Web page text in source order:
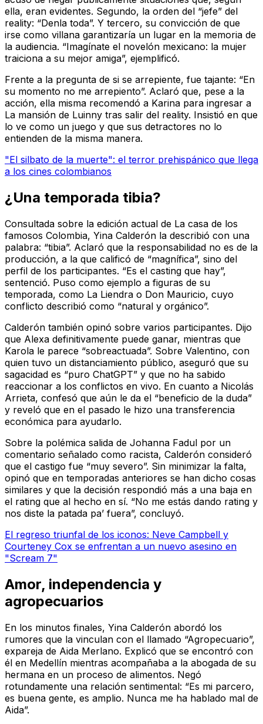
ella, eran evidentes. Segundo, la orden del “jefe” del
reality: “Denla toda”. Y tercero, su convicción de que
irse como villana garantizaría un lugar en la memoria de
la audiencia. “Imagínate el novelón mexicano: la mujer
traiciona a su mejor amiga”, ejemplificó.
Frente a la pregunta de si se arrepiente, fue tajante: “En
su momento no me arrepiento”. Aclaró que, pese a la
acción, ella misma recomendó a Karina para ingresar a
La mansión de Luinny tras salir del reality. Insistió en que
lo ve como un juego y que sus detractores no lo
entienden de la misma manera.
"El silbato de la muerte": el terror prehispánico que llega
a los cines colombianos
¿Una temporada tibia?
Consultada sobre la edición actual de La casa de los
famosos Colombia, Yina Calderón la describió con una
palabra: “tibia”. Aclaró que la responsabilidad no es de la
producción, a la que calificó de “magnífica”, sino del
perfil de los participantes. “Es el casting que hay”,
sentenció. Puso como ejemplo a figuras de su
temporada, como La Liendra o Don Mauricio, cuyo
conflicto describió como “natural y orgánico”.
Calderón también opinó sobre varios participantes. Dijo
que Alexa definitivamente puede ganar, mientras que
Karola le parece “sobreactuada”. Sobre Valentino, con
quien tuvo un distanciamiento público, aseguró que su
sagacidad es “puro ChatGPT” y que no ha sabido
reaccionar a los conflictos en vivo. En cuanto a Nicolás
Arrieta, confesó que aún le da el “beneficio de la duda”
y reveló que en el pasado le hizo una transferencia
económica para ayudarlo.
Sobre la polémica salida de Johanna Fadul por un
comentario señalado como racista, Calderón consideró
que el castigo fue “muy severo”. Sin minimizar la falta,
opinó que en temporadas anteriores se han dicho cosas
similares y que la decisión respondió más a una baja en
el rating que al hecho en sí. “No me estás dando rating y
nos diste la patada pa’ fuera”, concluyó.
El regreso triunfal de los iconos: Neve Campbell y
Courteney Cox se enfrentan a un nuevo asesino en
"Scream 7"
Amor, independencia y
agropecuarios
En los minutos finales, Yina Calderón abordó los
rumores que la vinculan con el llamado “Agropecuario”,
expareja de Aida Merlano. Explicó que se encontró con
él en Medellín mientras acompañaba a la abogada de su
hermana en un proceso de alimentos. Negó
rotundamente una relación sentimental: “Es mi parcero,
es buena gente, es amplio. Nunca me ha hablado mal de
Aida”.